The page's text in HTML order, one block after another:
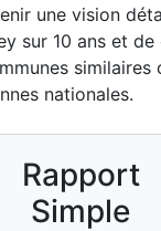
une vision
sur 10 ans et
nationales.
Rapport
Simple